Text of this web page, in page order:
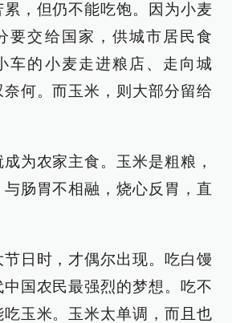
，但仍不能吃饱。因为小麦
要交给国家，供城市居民食
车的小麦走进粮店、走向城
何。而玉米，则大部分留给
为农家主食。玉米是粗粮，
肠胃不相融，烧心反胃，直
日时，才偶尔出现。吃白馒
国农民最强烈的梦想。吃不
吃玉米。玉米太单调，而且也